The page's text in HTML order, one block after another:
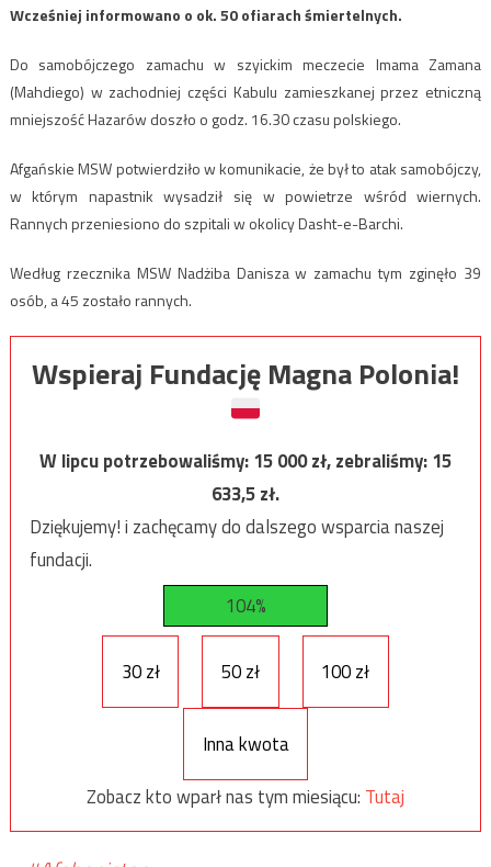
Wcześniej informowano o ok. 50 ofiarach śmiertelnych.
Do samobójczego zamachu w szyickim meczecie Imama Zamana
(Mahdiego) w zachodniej części Kabulu zamieszkanej przez etniczną
mniejszość Hazarów doszło o godz. 16.30 czasu polskiego.
Afgańskie MSW potwierdziło w komunikacie, że był to atak samobójczy,
w którym napastnik wysadził się w powietrze wśród wiernych.
Rannych przeniesiono do szpitali w okolicy Dasht-e-Barchi.
Według rzecznika MSW Nadżiba Danisza w zamachu tym zginęło 39
osób, a 45 zostało rannych.
Wspieraj Fundację Magna Polonia!
W lipcu potrzebowaliśmy:15 000zł, zebraliśmy:15
633,5zł.
Dziękujemy! i zachęcamy do dalszego wsparcia naszej
fundacji.
104%
30 zł 50 zł 100 zł
Inna kwota
Zobacz kto wparł nas tym miesiącu: Tutaj